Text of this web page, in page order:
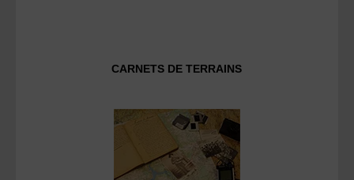
CARNETS DE TERRAINS